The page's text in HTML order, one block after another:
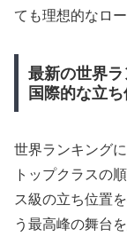
ても理想的なロ
最新の世界
国際的な立
世界ランキング
トップクラスの
ス級の立ち位置
う最高峰の舞台